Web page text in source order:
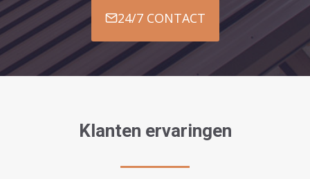
24/7 CONTACT
Klanten ervaringen